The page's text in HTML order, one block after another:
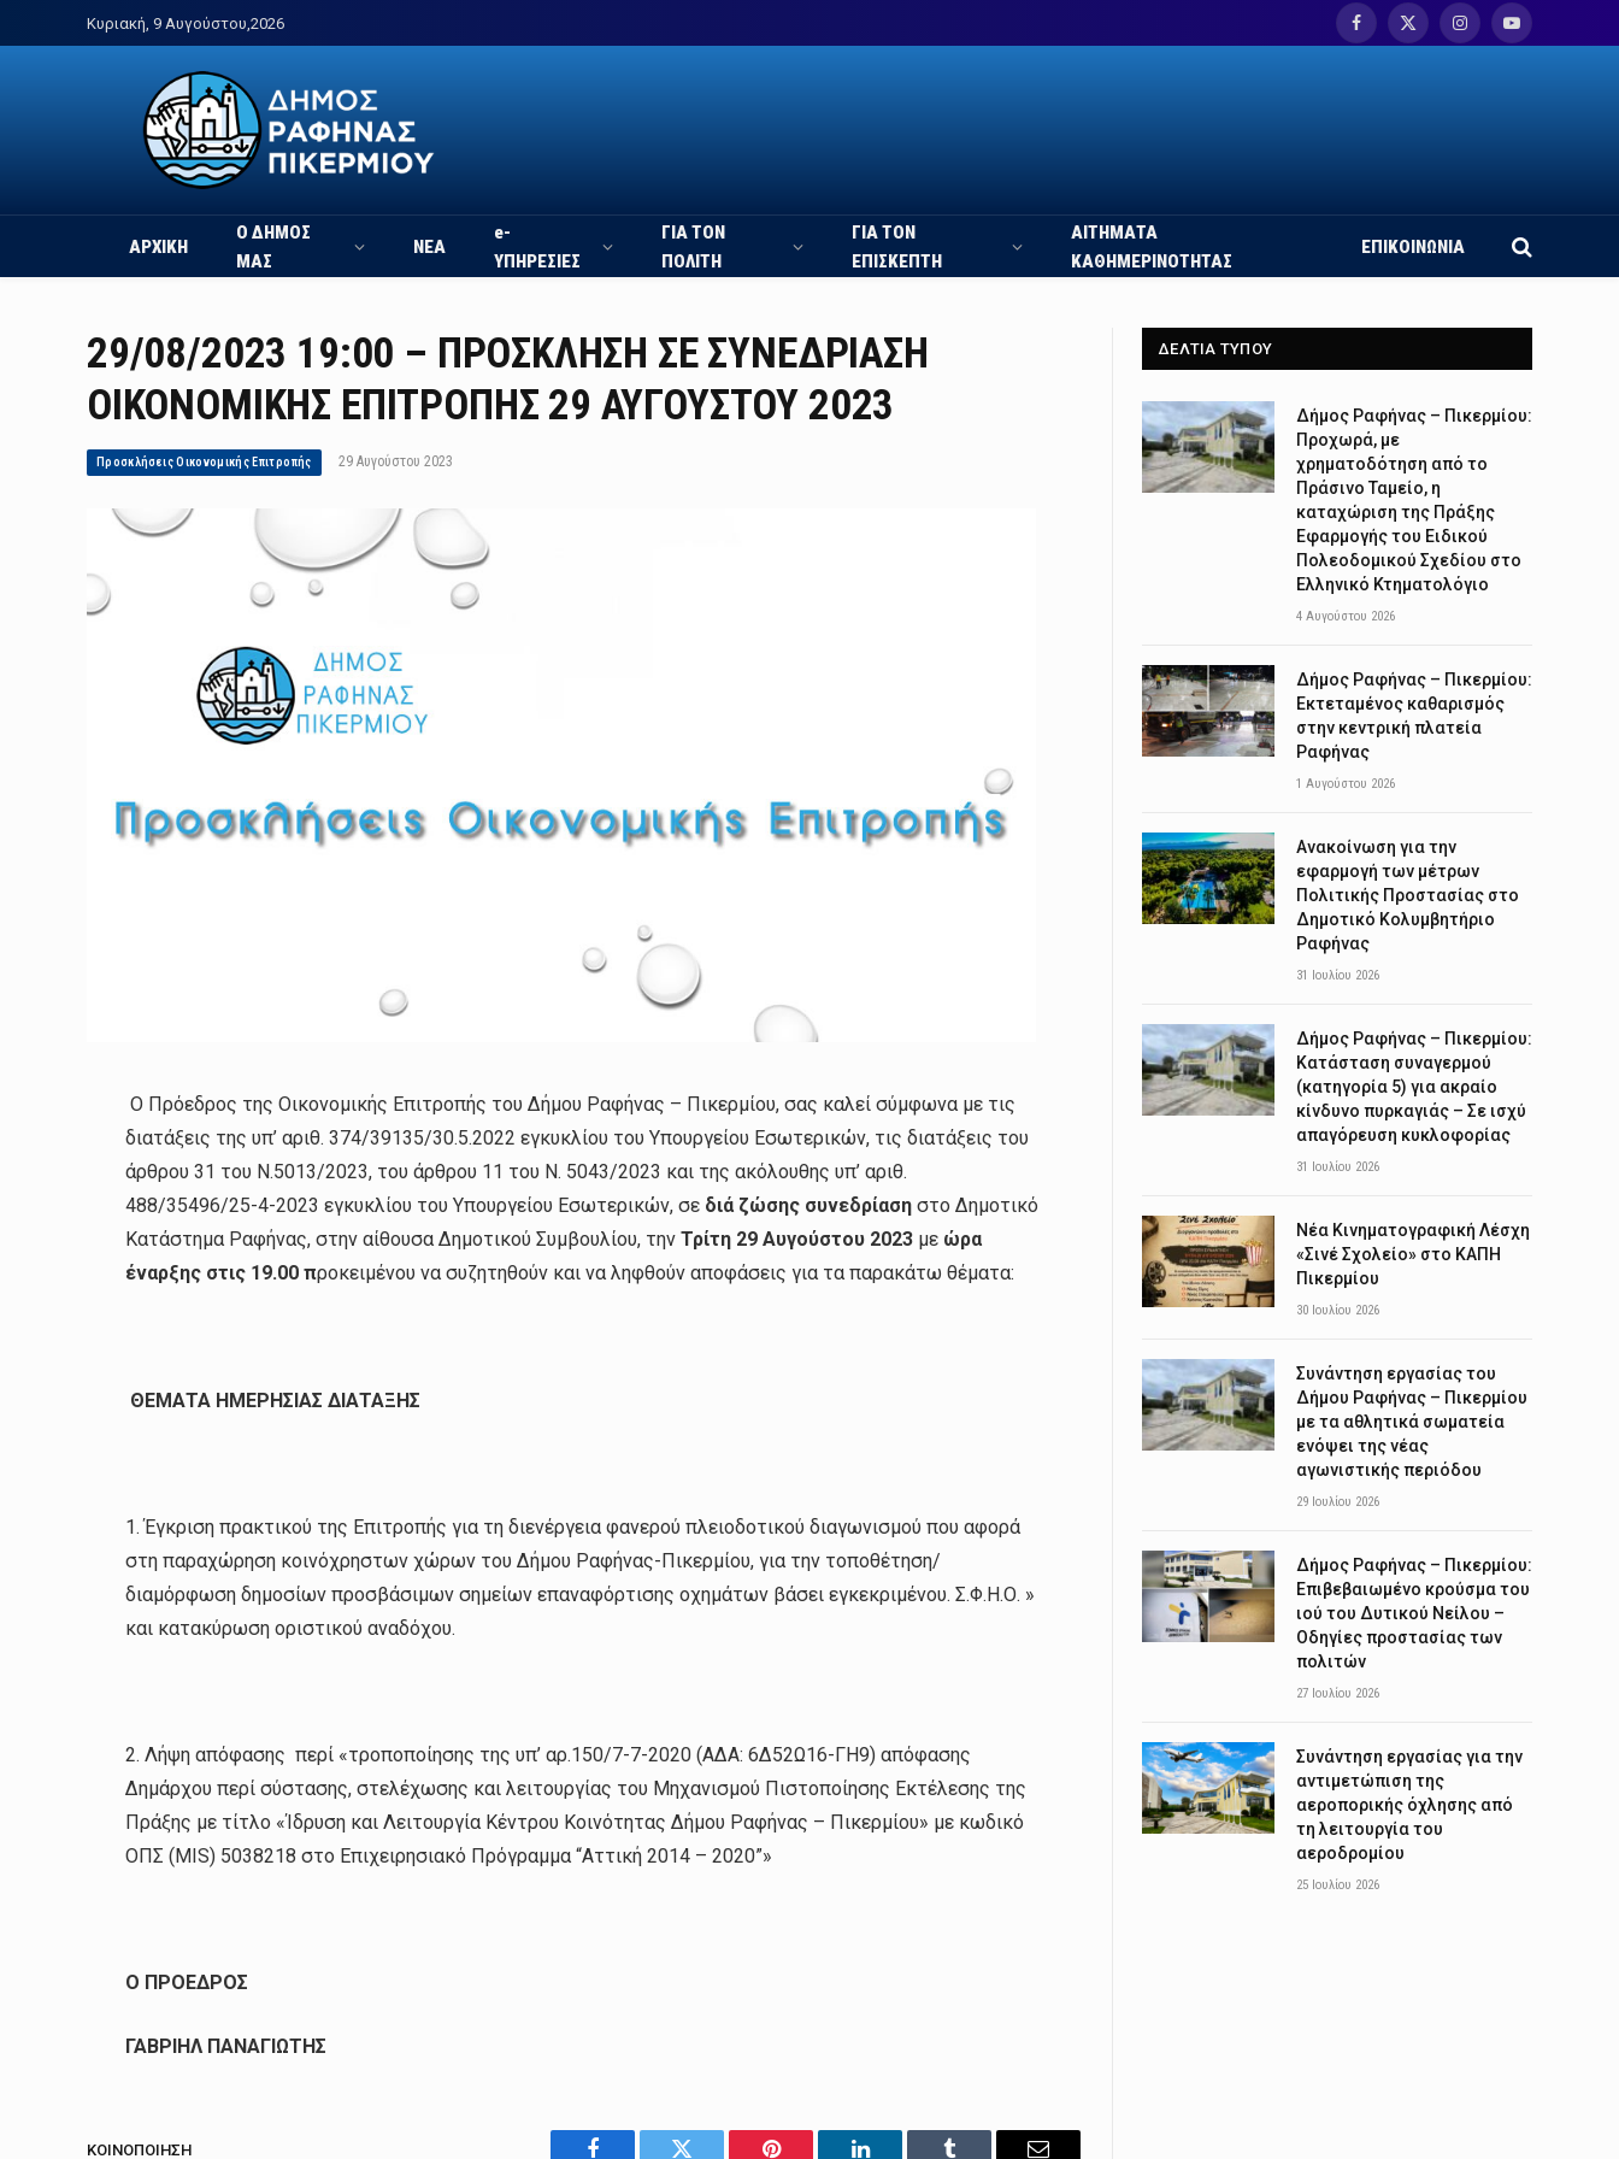
Κυριακή, 9 Αυγούστου,2026
Facebook
X
InstagramYouTube
ΑΡΧΙΚΗ
Ο ΔΗΜΟΣ
ΜΑΣ
ΝΕΑ
e-
ΥΠΗΡΕΣΙΕΣ
ΓΙΑ ΤΟΝ
ΠΟΛΙΤΗ
ΓΙΑ ΤΟΝ
ΕΠΙΣΚΕΠΤΗ
ΑΙΤΗΜΑΤΑ
ΚΑΘΗΜΕΡΙΝΟΤΗΤΑΣ
ΕΠΙΚΟΙΝΩΝΙΑ
29/08/2023 19:00 – ΠΡΟΣΚΛΗΣΗ ΣΕ ΣΥΝΕΔΡΙΑΣΗ
ΟΙΚΟΝΟΜΙΚΗΣ ΕΠΙΤΡΟΠΗΣ 29 ΑΥΓΟΥΣΤΟΥ 2023
Προσκλήσεις Οικονομικής Επιτροπής 29 Αυγούστου 2023
Ο Πρόεδρος της Οικονομικής Επιτροπής του Δήμου Ραφήνας – Πικερμίου, σας καλεί σύμφωνα με τις
διατάξεις της υπ’ αριθ. 374/39135/30.5.2022 εγκυκλίου του Υπουργείου Εσωτερικών, τις διατάξεις του
άρθρου 31 του Ν.5013/2023, του άρθρου 11 του Ν. 5043/2023 και της ακόλουθης υπ’ αριθ.
488/35496/25-4-2023 εγκυκλίου του Υπουργείου Εσωτερικών, σε διά ζώσης συνεδρίασηστο Δημοτικό
Κατάστημα Ραφήνας, στην αίθουσα Δημοτικού Συμβουλίου, τηνΤρίτη 29 Αυγούστου 2023 με ώρα
έναρξης στις 19.00 προκειμένου να συζητηθούν και να ληφθούν αποφάσεις για τα παρακάτω θέματα:
ΘΕΜΑΤΑ ΗΜΕΡΗΣΙΑΣ ΔΙΑΤΑΞΗΣ
1. Έγκριση πρακτικού της Επιτροπής για τη διενέργεια φανερού πλειοδοτικού διαγωνισμού που αφορά
στη παραχώρηση κοινόχρηστων χώρων του Δήμου Ραφήνας-Πικερμίου, για την τοποθέτηση/
διαμόρφωση δημοσίων προσβάσιμων σημείων επαναφόρτισης οχημάτων βάσει εγκεκριμένου. Σ.Φ.Η.Ο. »
και κατακύρωση οριστικού αναδόχου.
2. Λήψη απόφασης περί «τροποποίησης της υπ’ αρ.150/7-7-2020 (ΑΔΑ: 6Δ52Ω16-ΓΗ9) απόφασης
Δημάρχου περί σύστασης, στελέχωσης και λειτουργίας του Μηχανισμού Πιστοποίησης Εκτέλεσης της
Πράξης με τίτλο «Ίδρυση και Λειτουργία Κέντρου Κοινότητας Δήμου Ραφήνας – Πικερμίου» με κωδικό
ΟΠΣ (MIS) 5038218 στο Επιχειρησιακό Πρόγραμμα “Αττική 2014 – 2020”»
Ο ΠΡΟΕΔΡΟΣ
ΓΑΒΡΙΗΛ ΠΑΝΑΓΙΩΤΗΣ
ΚΟΙΝΟΠΟΊΗΣΗ
ΔΕΛΤΙΑ ΤΥΠΟΥ
Δήμος Ραφήνας – Πικερμίου:
Προχωρά, με
χρηματοδότηση από το
Πράσινο Ταμείο, η
καταχώριση της Πράξης
Εφαρμογής του Ειδικού
Πολεοδομικού Σχεδίου στο
Ελληνικό Κτηματολόγιο
4 Αυγούστου 2026
Δήμος Ραφήνας – Πικερμίου:
Εκτεταμένος καθαρισμός
στην κεντρική πλατεία
Ραφήνας
1 Αυγούστου 2026
Ανακοίνωση για την
εφαρμογή των μέτρων
Πολιτικής Προστασίας στο
Δημοτικό Κολυμβητήριο
Ραφήνας
31 Ιουλίου 2026
Δήμος Ραφήνας – Πικερμίου:
Κατάσταση συναγερμού
(κατηγορία 5) για ακραίο
κίνδυνο πυρκαγιάς – Σε ισχύ
απαγόρευση κυκλοφορίας
31 Ιουλίου 2026
Νέα Κινηματογραφική Λέσχη
«Σινέ Σχολείο» στο ΚΑΠΗ
Πικερμίου
30 Ιουλίου 2026
Συνάντηση εργασίας του
Δήμου Ραφήνας – Πικερμίου
με τα αθλητικά σωματεία
ενόψει της νέας
αγωνιστικής περιόδου
29 Ιουλίου 2026
Δήμος Ραφήνας – Πικερμίου:
Επιβεβαιωμένο κρούσμα του
ιού του Δυτικού Νείλου –
Οδηγίες προστασίας των
πολιτών
27 Ιουλίου 2026
Συνάντηση εργασίας για την
αντιμετώπιση της
αεροπορικής όχλησης από
τη λειτουργία του
αεροδρομίου
25 Ιουλίου 2026